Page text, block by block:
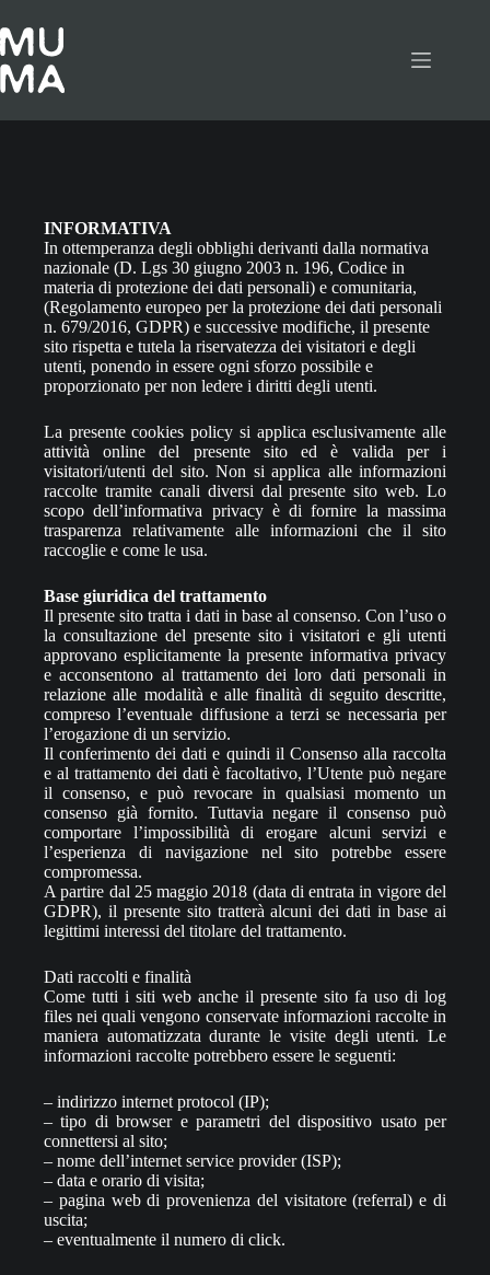
al
contenuto
INFORMATIVA
In ottemperanza degli obblighi derivanti dalla normativa
nazionale (D. Lgs 30 giugno 2003 n. 196, Codice in
materia di protezione dei dati personali) e comunitaria,
(Regolamento europeo per la protezione dei dati personali
n. 679/2016, GDPR) e successive modifiche, il presente
sito rispetta e tutela la riservatezza dei visitatori e degli
utenti, ponendo in essere ogni sforzo possibile e
proporzionato per non ledere i diritti degli utenti.
La presente cookies policy si applica esclusivamente alle
attività online del presente sito ed è valida per i
visitatori/utenti del sito. Non si applica alle informazioni
raccolte tramite canali diversi dal presente sito web. Lo
scopo dell’informativa privacy è di fornire la massima
trasparenza relativamente alle informazioni che il sito
raccoglie e come le usa.
Base giuridica del trattamento
Il presente sito tratta i dati in base al consenso. Con l’uso o
la consultazione del presente sito i visitatori e gli utenti
approvano esplicitamente la presente informativa privacy
e acconsentono al trattamento dei loro dati personali in
relazione alle modalità e alle finalità di seguito descritte,
compreso l’eventuale diffusione a terzi se necessaria per
l’erogazione di un servizio.
Il conferimento dei dati e quindi il Consenso alla raccolta
e al trattamento dei dati è facoltativo, l’Utente può negare
il consenso, e può revocare in qualsiasi momento un
consenso già fornito. Tuttavia negare il consenso può
comportare l’impossibilità di erogare alcuni servizi e
l’esperienza di navigazione nel sito potrebbe essere
compromessa.
A partire dal 25 maggio 2018 (data di entrata in vigore del
GDPR), il presente sito tratterà alcuni dei dati in base ai
legittimi interessi del titolare del trattamento.
Dati raccolti e finalità
Come tutti i siti web anche il presente sito fa uso di log
files nei quali vengono conservate informazioni raccolte in
maniera automatizzata durante le visite degli utenti. Le
informazioni raccolte potrebbero essere le seguenti:
– indirizzo internet protocol (IP);
– tipo di browser e parametri del dispositivo usato per
connettersi al sito;
– nome dell’internet service provider (ISP);
– data e orario di visita;
– pagina web di provenienza del visitatore (referral) e di
uscita;
– eventualmente il numero di click.